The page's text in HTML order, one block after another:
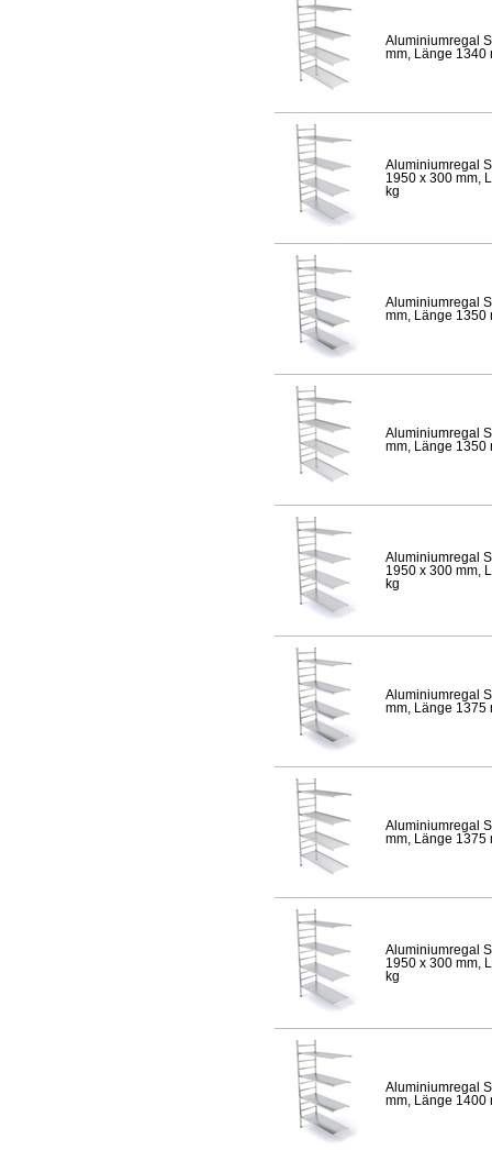
Aluminiumregal
mm, Länge 1340
Aluminiumregal
1950 x 300 mm,
kg
Aluminiumregal
mm, Länge 1350
Aluminiumregal
mm, Länge 1350
Aluminiumregal
1950 x 300 mm,
kg
Aluminiumregal
mm, Länge 1375
Aluminiumregal
mm, Länge 1375
Aluminiumregal
1950 x 300 mm,
kg
Aluminiumregal
mm, Länge 1400